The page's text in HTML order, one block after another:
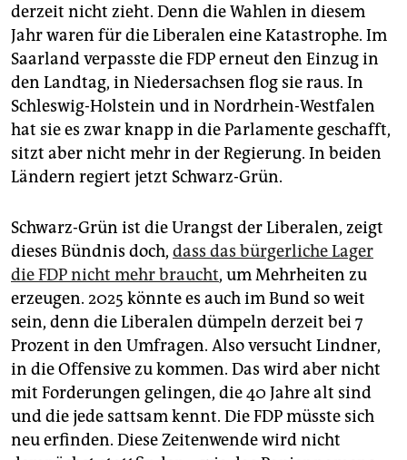
derzeit nicht zieht. Denn die Wahlen in diesem
Jahr waren für die Liberalen eine Katastrophe. Im
Saarland verpasste die FDP erneut den Einzug in
den Landtag, in Niedersachsen flog sie raus. In
Schleswig-Holstein und in Nordrhein-Westfalen
hat sie es zwar knapp in die Parlamente geschafft,
sitzt aber nicht mehr in der Regierung. In beiden
Ländern regiert jetzt Schwarz-Grün.
Schwarz-Grün ist die Urangst der Liberalen, zeigt
dieses Bündnis doch, dass das bürgerliche Lager
die FDP nicht mehr braucht, um Mehrheiten zu
erzeugen. 2025 könnte es auch im Bund so weit
sein, denn die Liberalen dümpeln derzeit bei 7
Prozent in den Umfragen. Also versucht Lindner,
in die Offensive zu kommen. Das wird aber nicht
mit Forderungen gelingen, die 40 Jahre alt sind
und die jede sattsam kennt. Die FDP müsste sich
neu erfinden. Diese Zeitenwende wird nicht